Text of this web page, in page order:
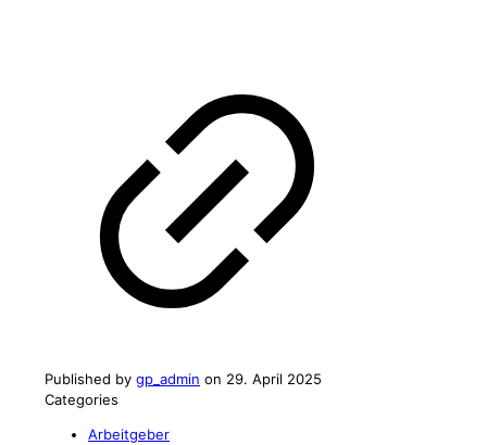
Published by gp_admin on 29. April 2025
Categories
Arbeitgeber